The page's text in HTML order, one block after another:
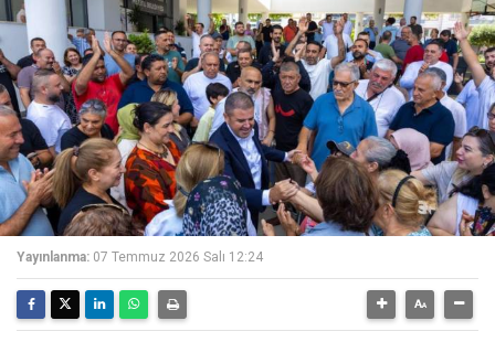
Yayınlanma: 07 Temmuz 2026 Salı 12:24